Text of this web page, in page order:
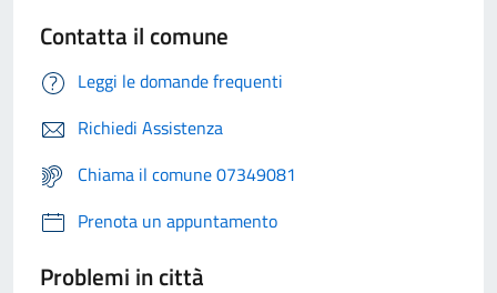
Contatta il comune
Leggi le domande frequenti
Richiedi Assistenza
Chiama il comune 07349081
Prenota un appuntamento
Problemi in città